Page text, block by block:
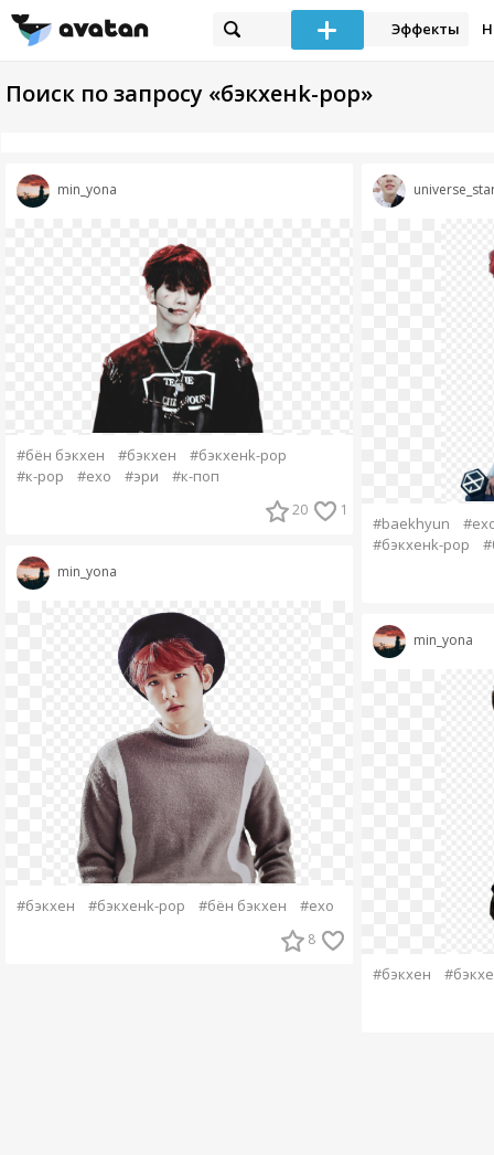
Эффекты
Поиск по запросу «бэкхенk-pop»
min_yona
#бён бэкхен #бэкхен
#бэкхенk-pop
#к-рор
#ехо #эри #к-поп
20 1
min_yona
#бэкхен #бэкхенk-pop #бён бэкхен #ехо
8
#baekhyun
#бэкхенk-pop
min_yona
#бэкхен